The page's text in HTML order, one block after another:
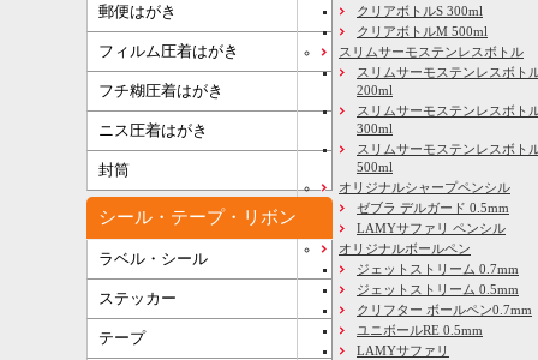
郵便はがき
フィルム圧着はがき
フチ糊圧着はがき
ニス圧着はがき
封筒
シール・テープ・リボン
ラベル・シール
ステッカー
テープ
クリアボトルS 300ml
クリアボトルM 500ml
スリムサーモステンレスボトル
スリムサーモステンレスボト
200ml
スリムサーモステンレスボト
300ml
スリムサーモステンレスボト
500ml
オリジナルシャープペンシル
ゼブラ デルガード 0.5mm
LAMYサファリ ペンシル
オリジナルボールペン
ジェットストリーム 0.7mm
ジェットストリーム 0.5mm
クリフター ボールペン0.7mm
ユニボールRE 0.5mm
LAMYサファリ